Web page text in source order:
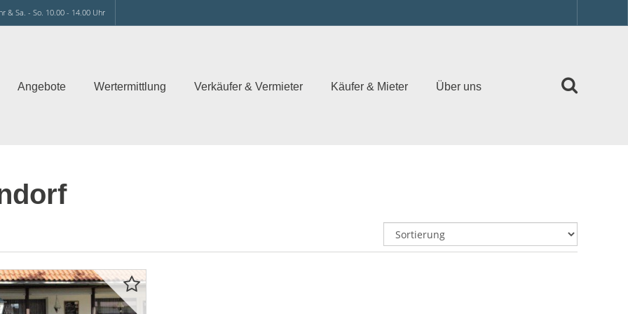
& Sa. - So. 10.00 - 14.00 Uhr
Angebote Wertermittlung Verkäufer & Vermieter Käufer & Mieter Über uns